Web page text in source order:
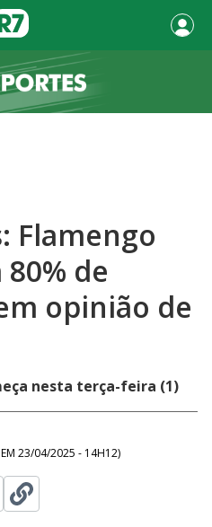
Flamengo
de
opinião de
nesta terça-feira (1)
23/04/2025 - 14H12)